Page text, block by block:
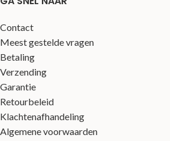
Contact
Meest gestelde vragen
Betaling
Verzending
Garantie
Retourbeleid
Klachtenafhandeling
Algemene voorwaarden